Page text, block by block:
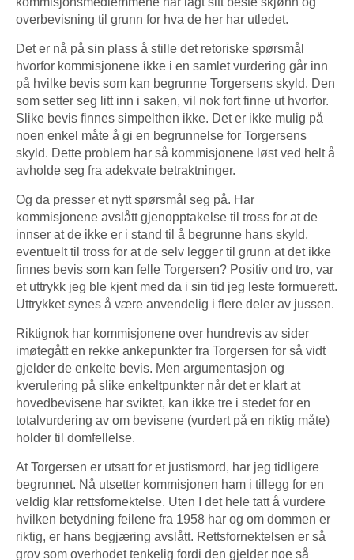
overbevisning til grunn for hva de her har utledet.
Det er nå på sin plass å stille det retoriske spørsmål
hvorfor kommisjonene ikke i en samlet vurdering går inn
på hvilke bevis som kan begrunne Torgersens skyld. Den
som setter seg litt inn i saken, vil nok fort finne ut hvorfor.
Slike bevis finnes simpelthen ikke. Det er ikke mulig på
noen enkel måte å gi en begrunnelse for Torgersens
skyld. Dette problem har så kommisjonene løst ved helt å
avholde seg fra adekvate betraktninger.
Og da presser et nytt spørsmål seg på. Har
kommisjonene avslått gjenopptakelse til tross for at de
innser at de ikke er i stand til å begrunne hans skyld,
eventuelt til tross for at de selv legger til grunn at det ikke
finnes bevis som kan felle Torgersen? Positiv ond tro, var
et uttrykk jeg ble kjent med da i sin tid jeg leste formuerett.
Uttrykket synes å være anvendelig i flere deler av jussen.
Riktignok har kommisjonene over hundrevis av sider
imøtegått en rekke ankepunkter fra Torgersen for så vidt
gjelder de enkelte bevis. Men argumentasjon og
kverulering på slike enkeltpunkter når det er klart at
hovedbevisene har sviktet, kan ikke tre i stedet for en
totalvurdering av om bevisene (vurdert på en riktig måte)
holder til domfellelse.
At Torgersen er utsatt for et justismord, har jeg tidligere
begrunnet. Nå utsetter kommisjonen ham i tillegg for en
veldig klar rettsfornektelse. Uten I det hele tatt å vurdere
hvilken betydning feilene fra 1958 har og om dommen er
riktig, er hans begjæring avslått. Rettsfornektelsen er så
grov som overhodet tenkelig fordi den gjelder noe så